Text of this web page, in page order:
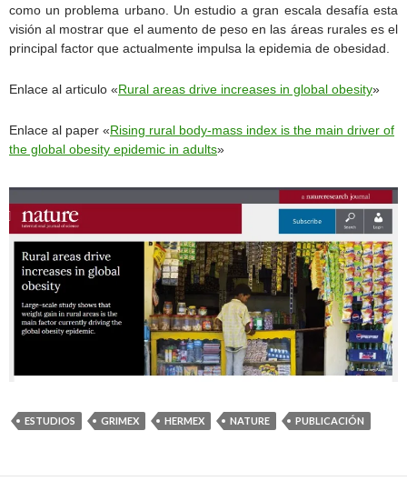
como un problema urbano. Un estudio a gran escala desafía esta
visión al mostrar que el aumento de peso en las áreas rurales es el
principal factor que actualmente impulsa la epidemia de obesidad.
Enlace al articulo «Rural areas drive increases in global obesity»
Enlace al paper «Rising rural body-mass index is the main driver of
the global obesity epidemic in adults»
ESTUDIOS GRIMEX HERMEX NATURE PUBLICACIÓN